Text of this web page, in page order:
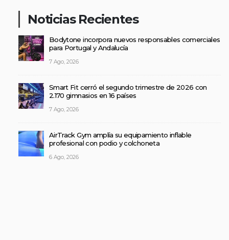
Noticias Recientes
Bodytone incorpora nuevos responsables comerciales
para Portugal y Andalucía
7 Ago, 2026
Smart Fit cerró el segundo trimestre de 2026 con
2.170 gimnasios en 16 países
7 Ago, 2026
AirTrack Gym amplía su equipamiento inflable
profesional con podio y colchoneta
6 Ago, 2026